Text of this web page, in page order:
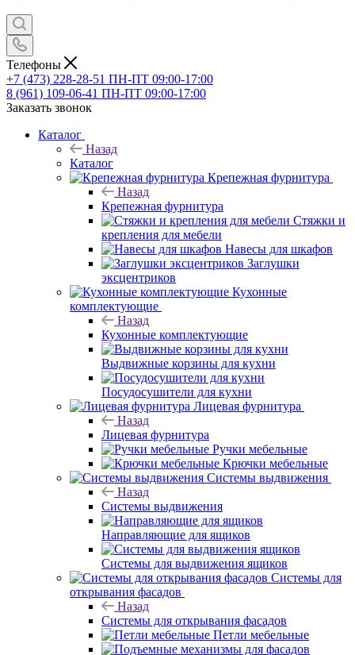
Телефоны
+7 (473) 228-28-51 ПН-ПТ 09:00-17:00
8 (961) 109-06-41 ПН-ПТ 09:00-17:00
Заказать звонок
Каталог
Назад
Каталог
Крепежная фурнитура
Назад
Крепежная фурнитура
Стяжки и
крепления для мебели
Навесы для шкафов
Заглушки
эксцентриков
Кухонные
комплектующие
Назад
Кухонные комплектующие
Выдвижные корзины для кухни
Посудосушители для кухни
Лицевая фурнитура
Назад
Лицевая фурнитура
Ручки мебельные
Крючки мебельные
Системы выдвижения
Назад
Системы выдвижения
Направляющие для ящиков
Системы для выдвижения ящиков
Системы для
открывания фасадов
Назад
Системы для открывания фасадов
Петли мебельные